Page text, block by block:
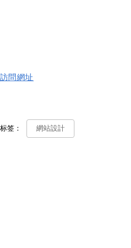
訪問網址
标签： 網站設計